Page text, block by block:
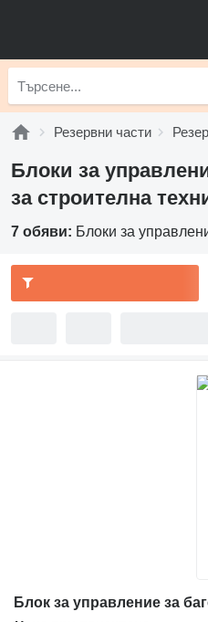
Резервни части
Блоки за
за строителна
7 обяви: Блоки за
Блок за управление за